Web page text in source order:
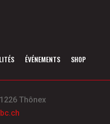
ÉVÉNEMENTS SHOP
1226 Thônex